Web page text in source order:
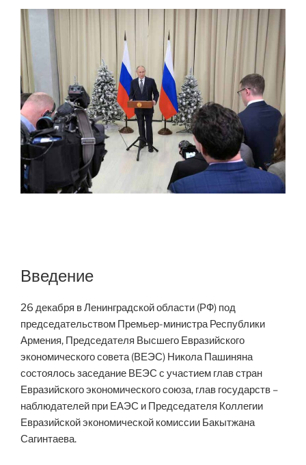
Введение
26 декабря в Ленинградской области (РФ) под
председательством Премьер-министра Республики
Армения, Председателя Высшего Евразийского
экономического совета (ВЕЭС) Никола Пашиняна
состоялось заседание ВЕЭС с участием глав стран
Евразийского экономического союза, глав государств –
наблюдателей при ЕАЭС и Председателя Коллегии
Евразийской экономической комиссии Бакытжана
Сагинтаева.